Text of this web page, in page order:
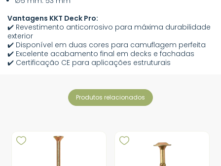
Vantagens KKT Deck Pro:
✔️ Revestimento anticorrosivo para máxima durabilidade
exterior
✔️ Disponível em duas cores para camuflagem perfeita
✔️ Excelente acabamento final em decks e fachadas
✔️ Certificação CE para aplicações estruturais
produtos relacionados